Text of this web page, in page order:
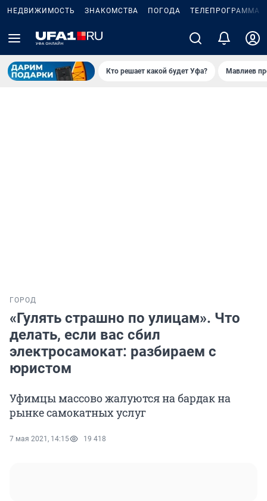
НЕДВИЖИМОСТЬ ЗНАКОМСТВА ПОГОДА ТЕЛЕПРОГРАММА
Кто решает какой будет Уфа? Мавлиев
ГОРОД
«Гулять страшно по улицам». Что
делать, если вас сбил
электросамокат: разбираем с
юристом
Уфимцы массово жалуются на бардак на
рынке самокатных услуг
7 мая 2021, 14:15 19 418